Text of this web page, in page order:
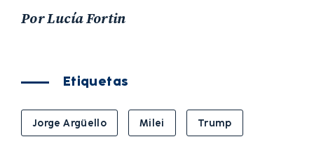
Por Lucía Fortin
Etiquetas
Jorge Argüello Milei Trump